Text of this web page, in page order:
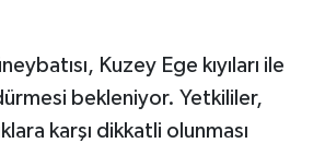
Kuzey Ege kıyıları ile
bekleniyor. Yetkililer,
karşı dikkatli olunması